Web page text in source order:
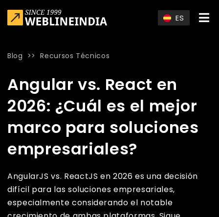
ES
Blog >>Recursos Técnicos
Angular vs. React en
2026: ¿Cuál es el mejor
marco para soluciones
empresariales?
AngularJS vs. ReactJS en 2026 es una decisión
difícil para las soluciones empresariales,
especialmente considerando el notable